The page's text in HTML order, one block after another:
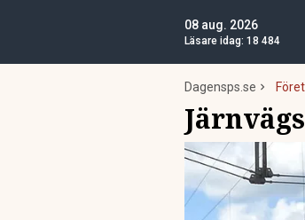
08 aug. 2026
Läsare idag: 18 484
Dagensps.se